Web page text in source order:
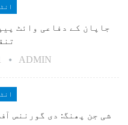
جاپان کے دفاعی وائٹ
ADMIN
شی جن پھنگ: دی گورننس